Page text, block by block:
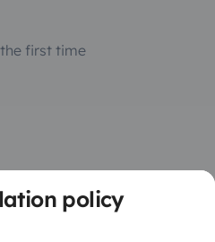
policy
first time